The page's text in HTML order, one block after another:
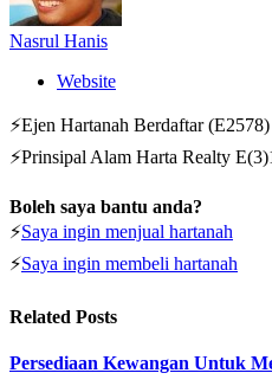
Nasrul Hanis
Website
⚡Ejen Hartanah Berdaftar (E2578)
⚡Prinsipal Alam Harta Realty
Boleh saya bantu anda?
⚡Saya ingin menjual hartanah
⚡Saya ingin membeli hartanah
Related Posts
Persediaan Kewangan Untuk